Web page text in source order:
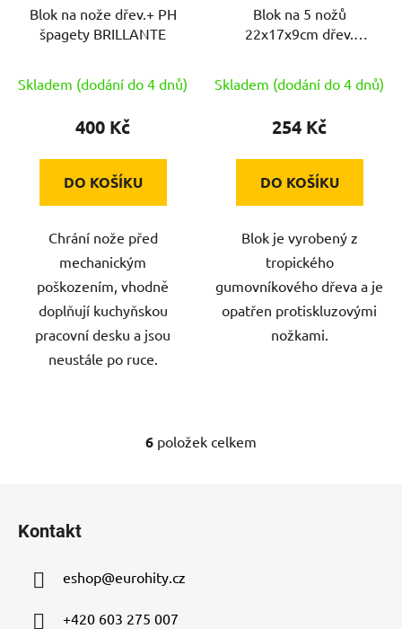
Blok na nože dřev.+ PH
špagety BRILLANTE
Skladem (dodání do 4 dnů)
400 Kč
DO KOŠÍKU
Chrání nože před
mechanickým
poškozením, vhodně
doplňují kuchyňskou
pracovní desku a jsou
neustále po ruce.
Blok na 5 nožů
22x17x9cm dřev.
Skladem (dodání do 4 dnů)
254 Kč
DO KOŠÍKU
Blok je vyrobený z
tropického
gumovníkového dřeva a je
opatřen protiskluzovými
nožkami.
O
6 položek celkem
Kontakt
eshop@eurohity.cz
+420 603 275 007